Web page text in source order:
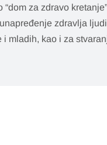
za zdravo
zdravlja
mladih, kao i za